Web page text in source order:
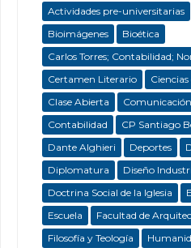
Actividades pre-universitarias
Bioimágenes
Bioética
Carlos Torres; Contabilidad;
Certamen Literario
Ciencias
Clase Abierta
Comunicación
Contabilidad
CP Santiago
Dante Alghieri
Deportes
Diplomatura
Diseño
Doctrina Social de la Iglesia
Escuela
Facultad de
Filosofía y Teología